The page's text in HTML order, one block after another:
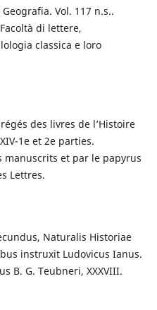
Vol. 117 n.s..
di lettere,
classica e loro
des livres de l’Histoire
1e et 2e parties.
manuscrits et par le papyrus
Lettres.
Naturalis Historiae
instruxit Ludovicus Ianus.
B. G. Teubneri, XXXVIII.